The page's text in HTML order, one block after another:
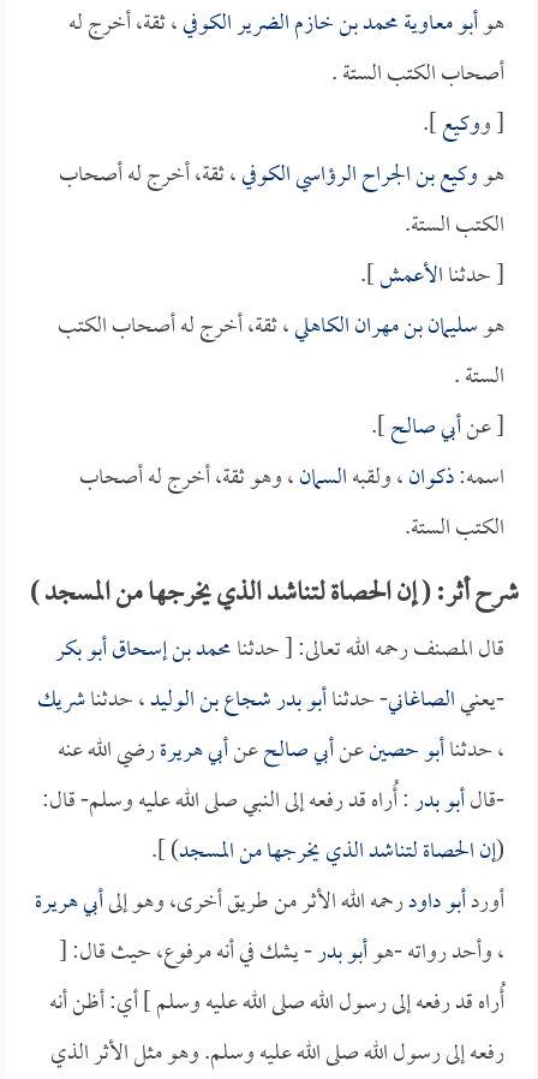
هوأبو معاوية محمد بن خازم الضرير الكوفي، ثقة، أخرج له
أصحاب الكتب الستة .
[ ووكيع].
هووكيع بن الجراح الرؤاسي الكوفي، ثقة، أخرج له أصحاب
الكتب الستة.
[ حدثناالأعمش].
هوسليمان بن مهران الكاهلي، ثقة، أخرج له أصحاب الكتب
الستة .
[ عنأبي صالح].
اسمه:ذكوان، ولقبهالسمان، وهو ثقة، أخرج له أصحاب
الكتب الستة.
شرح أثر: ( إن الحصاة لتناشد الذي يخرجها من المسجد )
قال المصنف رحمه الله تعالى: [ حدثنامحمد بن إسحاق أبو بكر
-يعنيالصاغاني- حدثناأبو بدر شجاع بن الوليد، حدثناشريك
، حدثناأبو حصينعنأبي صالحعنأبي هريرةرضي الله عنه
-قالأبو بدر: أُراه قد رفعه إلى النبي صلى الله عليه وسلم- قال:
(إن الحصاة لتناشد الذي يخرجها من المسجد) ].
أوردأبو داودرحمه الله الأثر من طريق أخرى، وهو إلىأبي هريرة
، وأحد رواته -هوأبو بدر- يشك في أنه مرفوع، حيث قال: [
أُراه قد رفعه إلى رسول الله صلى الله عليه وسلم ] أي: أظن أنه
رفعه إلى رسول الله صلى الله عليه وسلم. وهو مثل الأثر الذي